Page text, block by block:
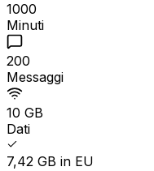
1000
Minuti
200
Messaggi
10 GB
Dati
7,42 GB in EU